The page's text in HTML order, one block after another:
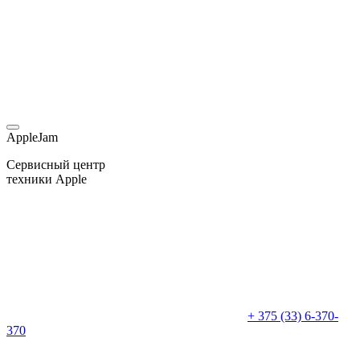
AppleJam
Сервисный центр
техники Apple
+ 375 (33) 6-370-
370